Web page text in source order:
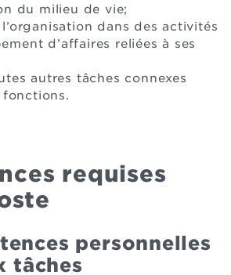
du milieu de vie;
dans des activités
d’affaires reliées à ses
autres tâches connexes
fonctions.
requises
personnelles
tâches